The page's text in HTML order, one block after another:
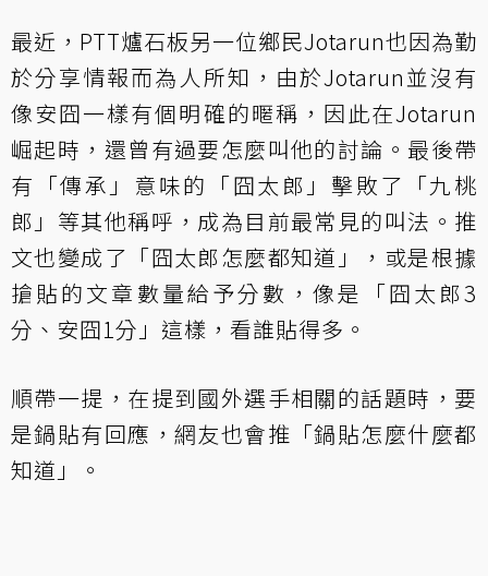
最近，PTT爐石板另一位鄉民Jotarun也因為勤
於分享情報而為人所知，由於Jotarun並沒有
像安囧一樣有個明確的暱稱，因此在Jotarun
崛起時，還曾有過要怎麼叫他的討論。最後帶
有「傳承」意味的「囧太郎」擊敗了「九桃
郎」等其他稱呼，成為目前最常見的叫法。推
文也變成了「囧太郎怎麼都知道」，或是根據
搶貼的文章數量給予分數，像是「囧太郎3
分、安囧1分」這樣，看誰貼得多。
順帶一提，在提到國外選手相關的話題時，要
是鍋貼有回應，網友也會推「鍋貼怎麼什麼都
知道」。